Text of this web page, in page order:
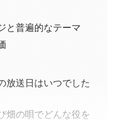
と普遍的なテーマ
放送日はいつでした
畑の唄でどんな役を